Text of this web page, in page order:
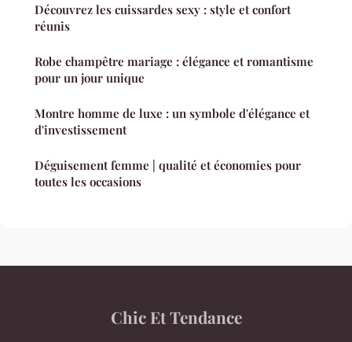
Découvrez les cuissardes sexy : style et confort
réunis
Robe champêtre mariage : élégance et romantisme
pour un jour unique
Montre homme de luxe : un symbole d'élégance et
d'investissement
Déguisement femme | qualité et économies pour
toutes les occasions
Chic Et Tendance